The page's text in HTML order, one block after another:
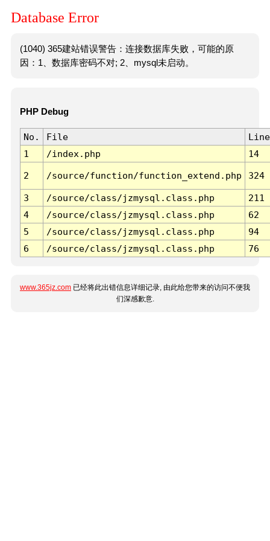
Database Error
(1040) 365建站错误警告：连接数据库失败，可能的原
因：1、数据库密码不对; 2、mysql未启动。
PHP Debug
No. File
Line
1
/index.php 14
2 /source/function/function_extend.php 324
3 /source/class/jzmysql.class.php
211
4
/source/class/jzmysql.class.php
62
5
/source/class/jzmysql.class.php
94
6
/source/class/jzmysql.class.php 76
www.365jz.com 已经将此出错信息详细记录, 由此给您带来的访问不便我
们深感歉意.